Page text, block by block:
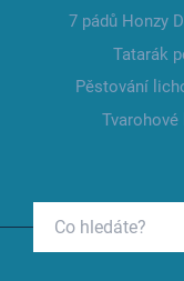
7 pádů Honzy
Tatarák
Pěstování
Tvarohové